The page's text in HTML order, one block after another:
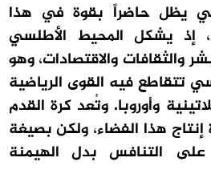
يظل حاضراً بقوة في هذا
إذ يشكل المحيط الأطلسي
والثقافات والاقتصادات، وهو
تتقاطع فيه القوى الرياضية
وأوروبا. وتُعد كرة القدم
هذا الفضاء، ولكن بصيغة
التنافس بدل الهيمنة